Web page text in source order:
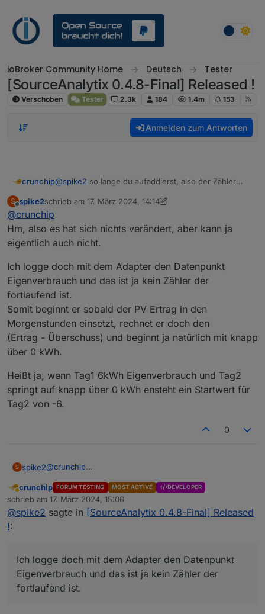
ioBroker Community Home Deutsch Tester
[SourceAnalytix 0.4.8-Final] Released !
Verschoben Tester 2.3k 184 1.4m 153
Anmelden zum Antworten
crunchip@spike2 so lange du aufaddierst, also der Zähler
S spike2schrieb am 17. März 2024, 14:14
zuletzt editiert von spike2
@crunchip
Hm, also es hat sich nichts verändert, aber kann ja
eigentlich auch nicht.
Ich logge doch mit dem Adapter den Datenpunkt
Eigenverbrauch und das ist ja kein Zähler der
fortlaufend ist.
Somit beginnt er sobald der PV Ertrag in den
Morgenstunden einsetzt, rechnet er doch den
(Ertrag - Überschuss) und beginnt ja natürlich mit knapp
über 0 kWh.
Heißt ja, wenn Tag1 6kWh Eigenverbrauch und Tag2
springt auf knapp über 0 kWh ensteht ein Startwert für
Tag2 von -6.
0
S spike2@crunchip
eigentlich auch nicht.
Ich logge doch mit dem Adapter den Datenpunkt
Eigenverbrauch und das ist ja kein Zähler der
fortlaufend ist.
knapp über 0 kWh.
Heißt ja, wenn Tag1 6kWh Eigenverbrauch und Tag2
Abwesend
crunchip FORUM TESTING MOST ACTIVE DEVELOPER
schrieb am 17. März 2024, 15:06
zuletzt editiert von
@spike2 sagte in [SourceAnalytix 0.4.8-Final] Released
!:
Ich logge doch mit dem Adapter den Datenpunkt
Eigenverbrauch und das ist ja kein Zähler der
fortlaufend ist.